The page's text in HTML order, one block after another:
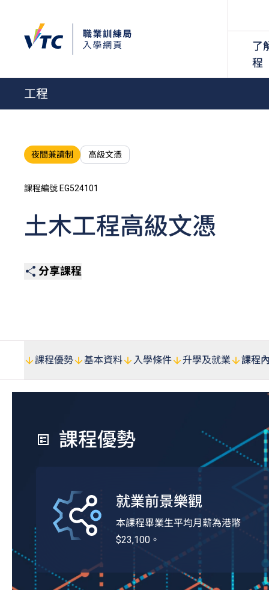
了
程
工程
夜間兼讀制 高級文憑
課程編號 EG524101
土木工程高級文憑
分享課程
課程優勢 基本資料 入學條件 升學及就業 課程
課程優勢
就業前景樂觀
本課程畢業生平均月薪為港幣
$23,100。